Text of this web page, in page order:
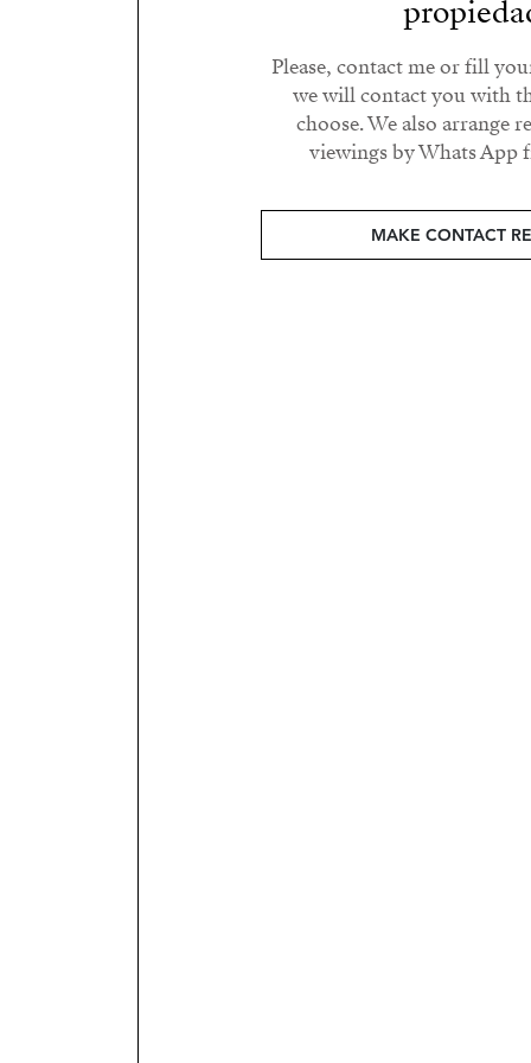
Please, contact me or fill
we will contact you with
choose. We also arrange
viewings by Whats App
MAKE CONTACT